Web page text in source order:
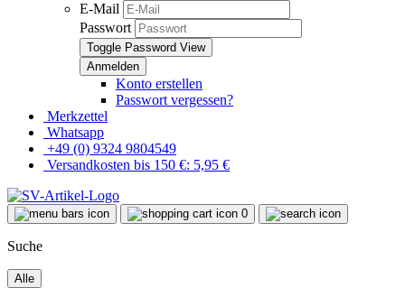
E-Mail
Passwort
Toggle Password View
Konto erstellen
Passwort vergessen?
Merkzettel
Whatsapp
+49 (0) 9324 9804549
Versandkosten bis 150 €: 5,95 €
0
Suche
Alle